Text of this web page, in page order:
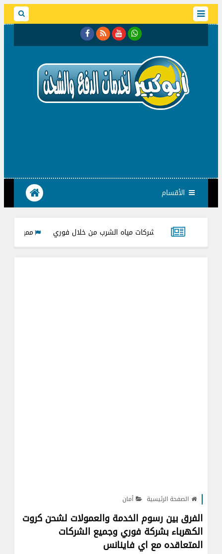
الأقسام
فواتير شركات مياه الشرب من خلال فوري مميزات وعيوب عداد
الصفحة الرئيسية أمان
الفرق بين رسوم الخدمة والعمولات لشحن كروت
الكهرباء بشركة فوري وجميع الشركات
المتعاقده مع اي فاينانس